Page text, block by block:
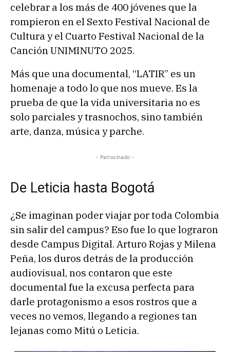
celebrar a los más de 400 jóvenes que la
rompieron en el Sexto Festival Nacional de
Cultura y el Cuarto Festival Nacional de la
Canción UNIMINUTO 2025.
Más que una documental, “LATIR” es un
homenaje a todo lo que nos mueve. Es la
prueba de que la vida universitaria no es
solo parciales y trasnochos, sino también
arte, danza, música y parche.
- Patrocinado -
De Leticia hasta Bogotá
¿Se imaginan poder viajar por toda Colombia
sin salir del campus? Eso fue lo que lograron
desde Campus Digital. Arturo Rojas y Milena
Peña, los duros detrás de la producción
audiovisual, nos contaron que este
documental fue la excusa perfecta para
darle protagonismo a esos rostros que a
veces no vemos, llegando a regiones tan
lejanas como Mitú o Leticia.